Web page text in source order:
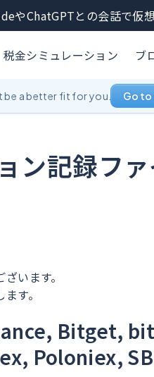
やChatGPTとの会話で仮
税金シミュレーション ブ
be a better fit for you. Go
ン記録フ
います。
す。
Bitget,
Poloniex,